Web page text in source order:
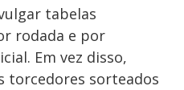
tabelas
rodada e por
Em vez disso,
torcedores sorteados